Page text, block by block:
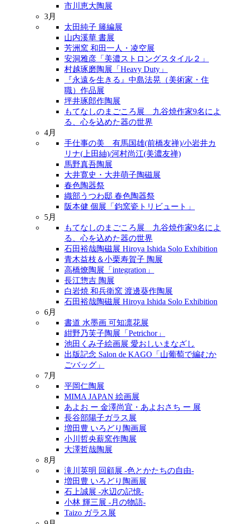
市川恵大陶展
3月
太田純子 籐編展
山内溪華 書展
芳洲窯 和田一人・凌空展
安洞雅彦「美濃ストロングスタイル２」
村越琢磨陶展「Heavy Duty」
『永遠を生きる』中島法晃（美術家・住
職）作品展
坪井琢郎作陶展
もてなしのまごころ展 九谷焼作家9名によ
る、心を込めた器の世界
4月
手仕事の美 有馬国雄(前橋友禅)/小岩井カ
リナ(上田紬)/河村尚江(美濃友禅)
馬野真吾陶展
大井寛史・大井萌子陶磁展
春色陶器祭
織部うつわ邸 春色陶器祭
阪本健 個展「鈞窯瓷トリビュート」
5月
もてなしのまごころ展 九谷焼作家9名によ
る、心を込めた器の世界
石田裕哉陶磁展 Hiroya Ishida Solo Exhibition
青木益枝＆小栗寿賀子 陶展
高橋燎陶展「integration」
長江惣吉 陶展
白岩焼 和兵衛窯 渡邊葵作陶展
石田裕哉陶磁展 Hiroya Ishida Solo Exhibition
6月
書道 水墨画 可知凛花展
紺野乃芙子陶展「Petrichor」
池田くみ子絵画展 愛おしいまなざし
出版記念 Salon de KAGO「山葡萄で編むか
ごバッグ」
7月
平岡仁陶展
MIMA JAPAN 絵画展
あよお ー 金澤尚宜・あよおさち ー 展
長谷部陽子ガラス展
増田豊 いろどり陶画展
小川哲央薪窯作陶展
大澤哲哉陶展
8月
滝川英明 回顧展 -色とかたちの自由-
増田豊 いろどり陶画展
石上誠展 -水辺の記憶-
小林 輝三展 -月の物語-
Taizo ガラス展